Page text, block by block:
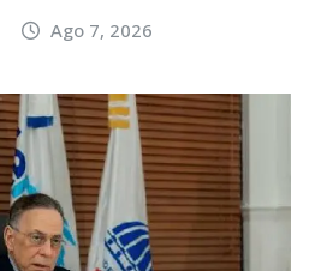
Ago 7, 2026